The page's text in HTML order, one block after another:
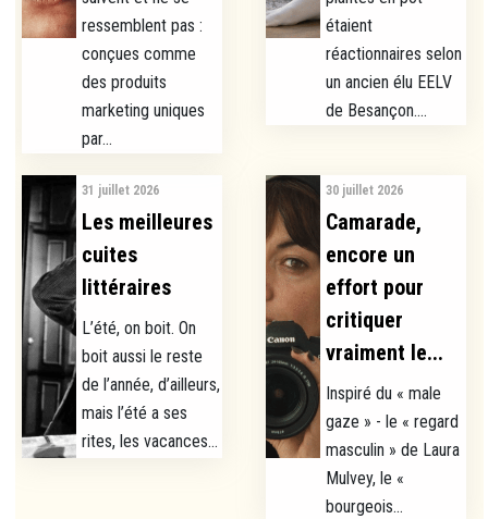
ressemblent pas :
conçues comme
des produits
marketing uniques
par...
étaient
réactionnaires selon
un ancien élu EELV
de Besançon....
31 juillet 2026
Les meilleures
cuites
littéraires
L’été, on boit. On
boit aussi le reste
de l’année, d’ailleurs,
mais l’été a ses
rites, les vacances...
30 juillet 2026
Camarade,
encore un
effort pour
critiquer
vraiment le...
Inspiré du « male
gaze » - le « regard
masculin » de Laura
Mulvey, le «
bourgeois...